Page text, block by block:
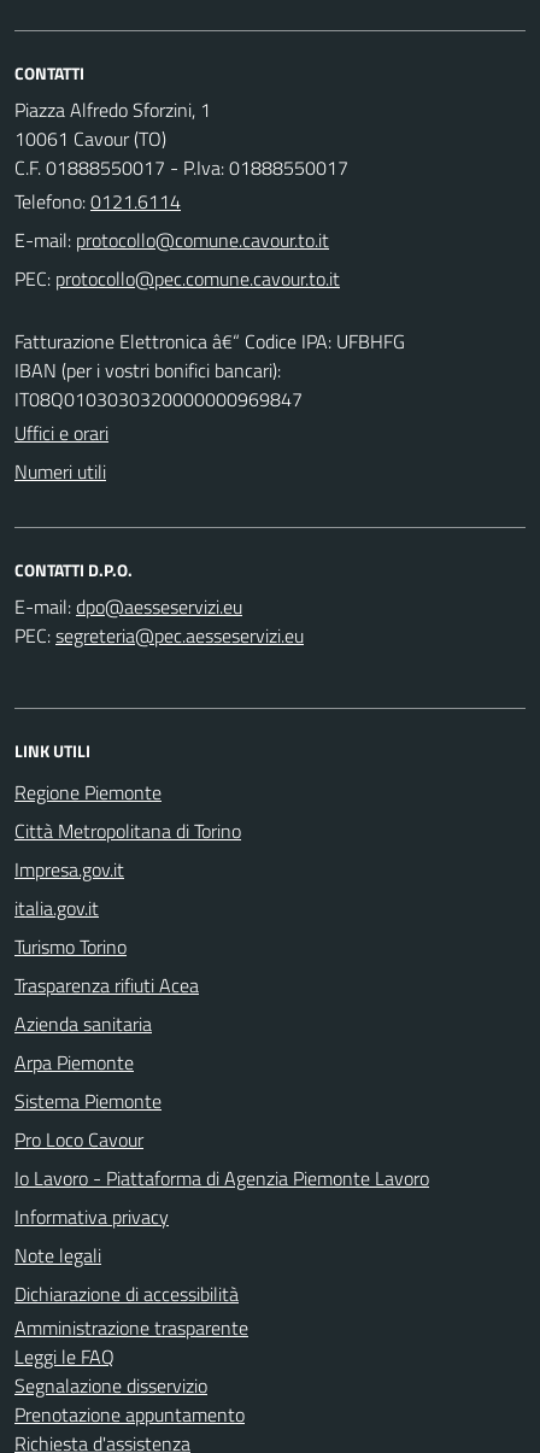
CONTATTI
Piazza Alfredo Sforzini, 1
10061 Cavour (TO)
C.F. 01888550017 - P.Iva: 01888550017
Telefono:0121.6114
E-mail:
PEC:
Fatturazione Elettronica â€“ Codice IPA: UFBHFG
IBAN (per i vostri bonifici bancari):
IT08Q0103030320000000969847
Uffici e orari
Numeri utili
CONTATTI D.P.O.
E-mail:
PEC:
LINK UTILI
Regione Piemonte
Città Metropolitana di Torino
Impresa.gov.it
italia.gov.it
Turismo Torino
Trasparenza rifiuti Acea
Azienda sanitaria
Arpa Piemonte
Sistema Piemonte
Pro Loco Cavour
Io Lavoro - Piattaforma di Agenzia Piemonte Lavoro
Informativa privacy
Note legali
Dichiarazione di accessibilità
Amministrazione trasparente
Leggi le FAQ
Segnalazione disservizio
Prenotazione appuntamento
Richiesta d'assistenza